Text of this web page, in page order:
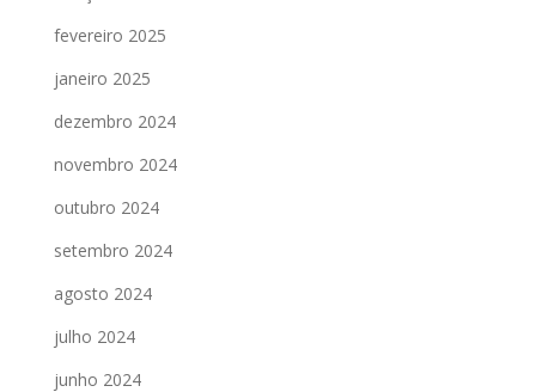
fevereiro 2025
janeiro 2025
dezembro 2024
novembro 2024
outubro 2024
setembro 2024
agosto 2024
julho 2024
junho 2024